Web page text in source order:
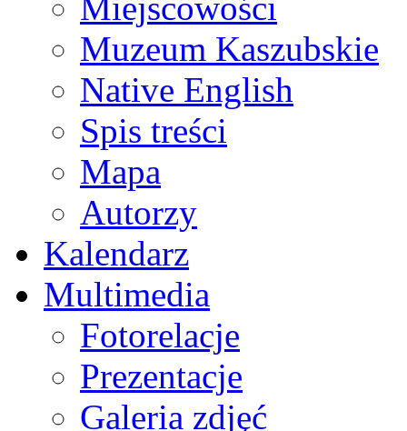
Miejscowości
Muzeum Kaszubskie
Native English
Spis treści
Mapa
Autorzy
Kalendarz
Multimedia
Fotorelacje
Prezentacje
Galeria zdjęć